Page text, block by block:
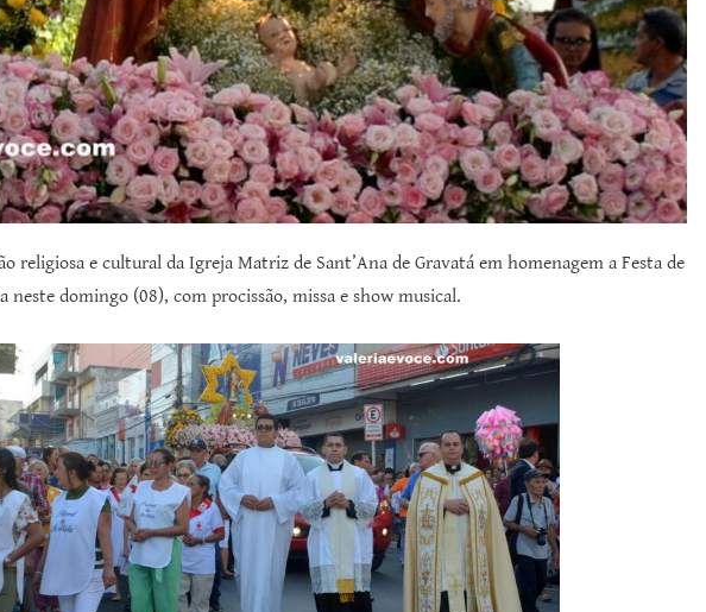
religiosa e cultural da Igreja Matriz de Sant’Ana de Gravatá em homenagem a Festa de
neste domingo (08), com procissão, missa e show musical.